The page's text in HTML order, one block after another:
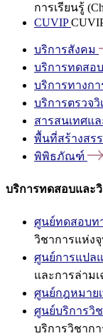
การเรียนรู้
CUVIP
บริการสังคม
บริการทดสอ
บริการทางก
บริการตรวจ
สารสนเทศแ
พื้นที่สร้างสร
พิพิธภัณฑ์
บริการทดสอบและ
ศูนย์ทดสอบท
วิชาการแห่ง
ศูนย์การแปล
และการล่าม
ศูนย์กฎหมาย
ศูนย์บริการวิ
บริการวิชาก